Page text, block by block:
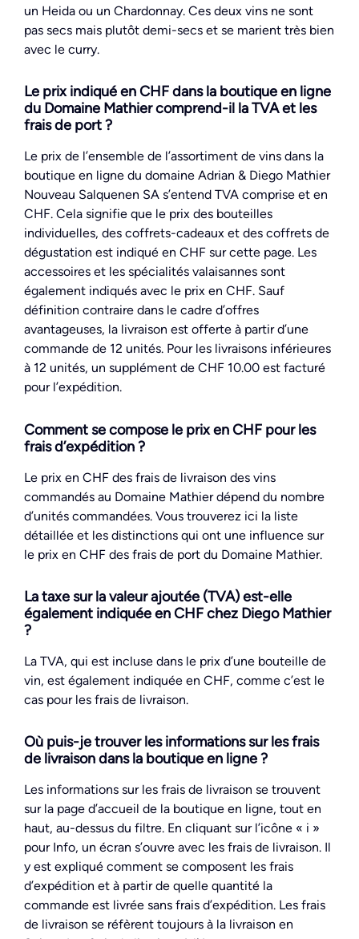
un Heida ou un Chardonnay. Ces deux vins ne sont
pas secs mais plutôt demi-secs et se marient très bien
avec le curry.
Le prix indiqué en CHF dans la boutique en ligne
du Domaine Mathier comprend-il la TVA et les
frais de port ?
Le prix de l’ensemble de l’assortiment de vins dans la
boutique en ligne du domaine Adrian & Diego Mathier
Nouveau Salquenen SA s’entend TVA comprise et en
CHF. Cela signifie que le prix des bouteilles
individuelles, des coffrets-cadeaux et des coffrets de
dégustation est indiqué en CHF sur cette page. Les
accessoires et les spécialités valaisannes sont
également indiqués avec le prix en CHF. Sauf
définition contraire dans le cadre d’offres
avantageuses, la livraison est offerte à partir d’une
commande de 12 unités. Pour les livraisons inférieures
à 12 unités, un supplément de CHF 10.00 est facturé
pour l’expédition.
Comment se compose le prix en CHF pour les
frais d’expédition ?
Le prix en CHF des frais de livraison des vins
commandés au Domaine Mathier dépend du nombre
d’unités commandées. Vous trouverez ici la liste
détaillée et les distinctions qui ont une influence sur
le prix en CHF des frais de port du Domaine Mathier.
La taxe sur la valeur ajoutée (TVA) est-elle
également indiquée en CHF chez Diego Mathier
?
La TVA, qui est incluse dans le prix d’une bouteille de
vin, est également indiquée en CHF, comme c’est le
cas pour les frais de livraison.
Où puis-je trouver les informations sur les frais
de livraison dans la boutique en ligne ?
Les informations sur les frais de livraison se trouvent
sur la page d’accueil de la boutique en ligne, tout en
haut, au-dessus du filtre. En cliquant sur l’icône « i »
pour Info, un écran s’ouvre avec les frais de livraison. Il
y est expliqué comment se composent les frais
d’expédition et à partir de quelle quantité la
commande est livrée sans frais d’expédition. Les frais
de livraison se réfèrent toujours à la livraison en